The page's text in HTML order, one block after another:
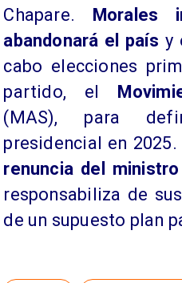
Chapare. Morales
abandonará el paísy
cabo elecciones
partido, el
(MAS), para
presidencial en 2025.
renuncia del
responsabiliza de
de un supuesto plan